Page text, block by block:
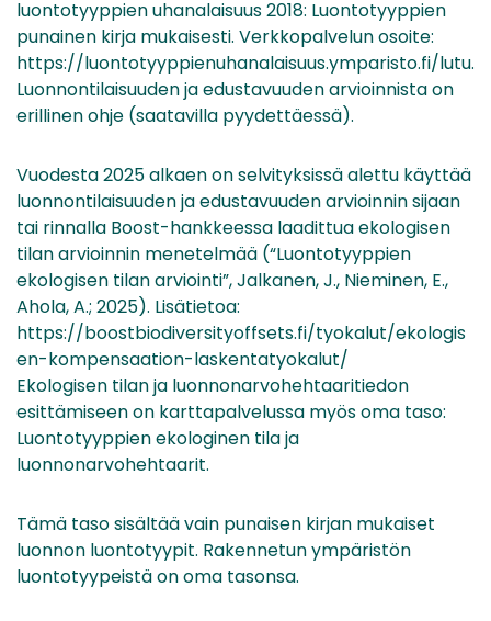
luontotyyppien uhanalaisuus 2018: Luontotyyppien
punainen kirja mukaisesti. Verkkopalvelun osoite:
https://luontotyyppienuhanalaisuus.ymparisto.fi/lutu.
Luonnontilaisuuden ja edustavuuden arvioinnista on
erillinen ohje (saatavilla pyydettäessä).
Vuodesta 2025 alkaen on selvityksissä alettu käyttää
luonnontilaisuuden ja edustavuuden arvioinnin sijaan
tai rinnalla Boost-hankkeessa laadittua ekologisen
tilan arvioinnin menetelmää (“Luontotyyppien
ekologisen tilan arviointi”, Jalkanen, J., Nieminen, E.,
Ahola, A.; 2025). Lisätietoa:
https://boostbiodiversityoffsets.fi/tyokalut/ekologis
en-kompensaation-laskentatyokalut/
Ekologisen tilan ja luonnonarvohehtaaritiedon
esittämiseen on karttapalvelussa myös oma taso:
Luontotyyppien ekologinen tila ja
luonnonarvohehtaarit.
Tämä taso sisältää vain punaisen kirjan mukaiset
luonnon luontotyypit. Rakennetun ympäristön
luontotyypeistä on oma tasonsa.